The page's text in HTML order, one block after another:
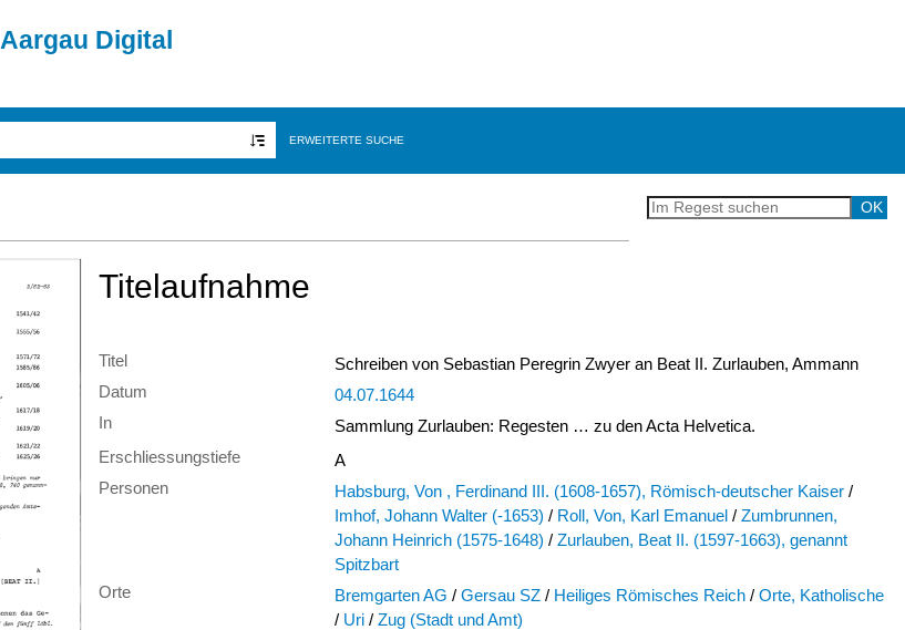
Aargau Digital
ERWEITERTE SUCHE
Titelaufnahme
Titel
Schreiben von Sebastian Peregrin Zwyer an Beat II. Zurlauben, Ammann
Datum
04.07.1644
In
Sammlung Zurlauben: Regesten … zu den Acta Helvetica.
Erschliessungstiefe
A
Personen
Habsburg, Von , Ferdinand III. (1608-1657), Römisch-deutscher Kaiser /
Imhof, Johann Walter (-1653) / Roll, Von, Karl Emanuel / Zumbrunnen,
Johann Heinrich (1575-1648) / Zurlauben, Beat II. (1597-1663), genannt
Spitzbart
Orte
Bremgarten AG / Gersau SZ / Heiliges Römisches Reich / Orte, Katholische
/ Uri / Zug (Stadt und Amt)